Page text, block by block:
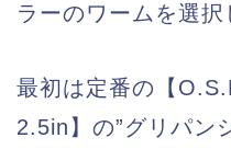
ラーのワームを選択
最初は定番の【
2.5in】の”グリパン